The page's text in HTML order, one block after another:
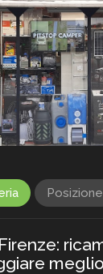
Posizione
meglio